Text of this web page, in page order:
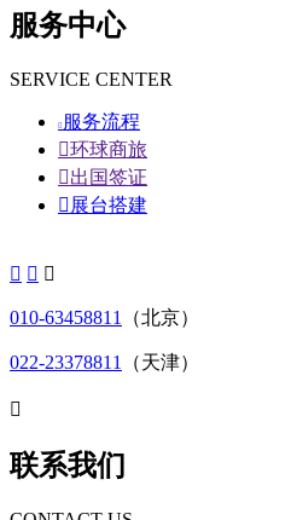
服务中心
SERVICE CENTER
 服务流程
环球商旅
出国签证
 展台搭建
  
010-63458811 （北京）
022-23378811 （天津）

联系我们